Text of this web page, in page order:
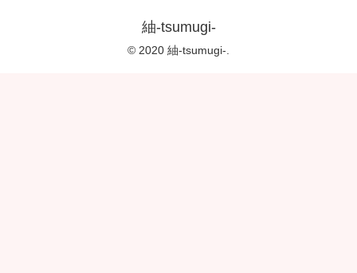
紬-tsumugi-
© 2020 紬-tsumugi-.